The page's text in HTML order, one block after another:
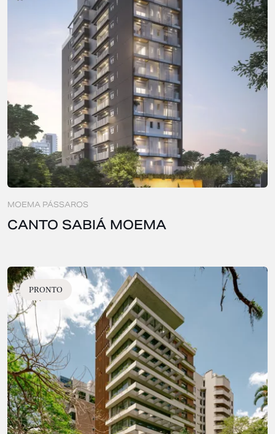
MOEMA PÁSSAROS
CANTO SABIÁ MOEMA
PRONTO